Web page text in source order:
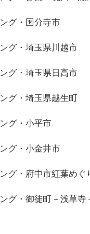
グ・国分寺市
グ・埼玉県川越市
グ・埼玉県日高市
グ・埼玉県越生町
グ・小平市
グ・小金井市
グ・府中市紅葉めぐ
グ・御徒町－浅草寺